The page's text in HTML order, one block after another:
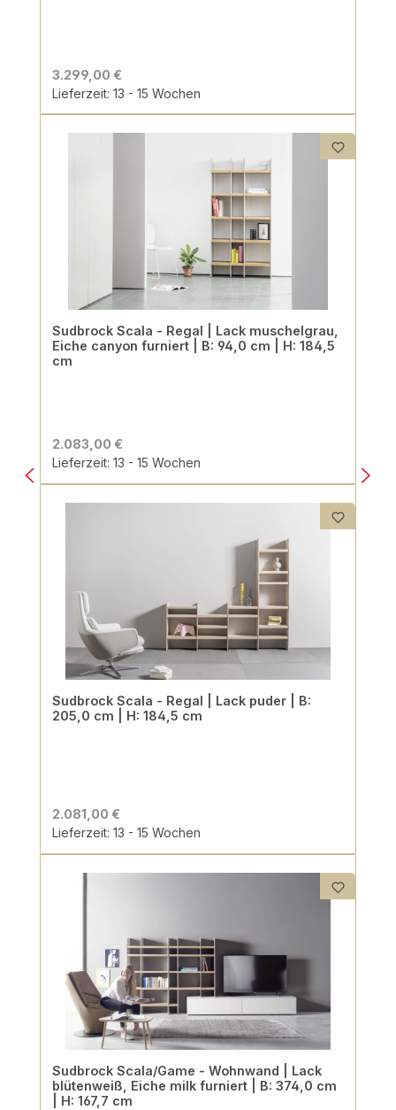
3.299,00 €
Lieferzeit: 13 - 15 Wochen
Sudbrock Scala - Regal | Lack muschelgrau,
Eiche canyon furniert | B: 94,0 cm | H: 184,5
cm
2.083,00 €
Lieferzeit: 13 - 15 Wochen
Sudbrock Scala - Regal | Lack puder | B:
205,0 cm | H: 184,5 cm
2.081,00 €
Lieferzeit: 13 - 15 Wochen
Sudbrock Scala/Game - Wohnwand | Lack
blütenweiß, Eiche milk furniert | B: 374,0 cm
| H: 167,7 cm